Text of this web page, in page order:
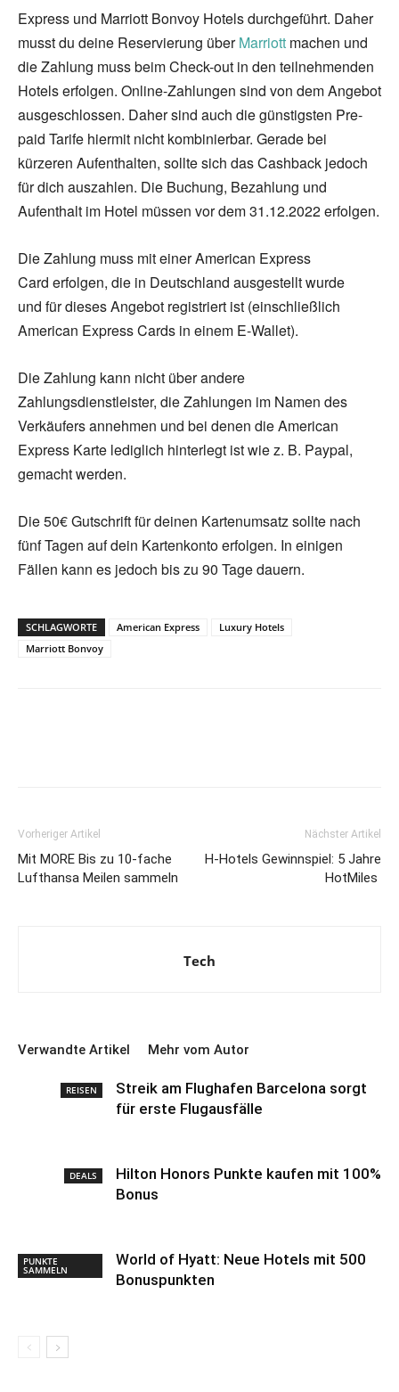
Express und Marriott Bonvoy Hotels durchgeführt. Daher
musst du deine Reservierung überMarriott machen und
die Zahlung muss beim Check-out in den teilnehmenden
Hotels erfolgen. Online-Zahlungen sind von dem Angebot
ausgeschlossen. Daher sind auch die günstigsten Pre-
paid Tarife hiermit nicht kombinierbar. Gerade bei
kürzeren Aufenthalten, sollte sich das Cashback jedoch
für dich auszahlen. Die Buchung, Bezahlung und
Aufenthalt im Hotel müssen vor dem 31.12.2022 erfolgen.
Die Zahlung muss mit einer American Express
Card erfolgen, die in Deutschland ausgestellt wurde
und für dieses Angebot registriert ist (einschließlich
American Express Cards in einem E-Wallet).
Die Zahlung kann nicht über andere
Zahlungsdienstleister, die Zahlungen im Namen des
Verkäufers annehmen und bei denen die American
Express Karte lediglich hinterlegt ist wie z. B. Paypal,
gemacht werden.
Die 50€ Gutschrift für deinen Kartenumsatz sollte nach
fünf Tagen auf dein Kartenkonto erfolgen. In einigen
Fällen kann es jedoch bis zu 90 Tage dauern.
SCHLAGWORTE American Express
Luxury Hotels
Marriott Bonvoy
Vorheriger Artikel
Mit MORE Bis zu 10-fache
Lufthansa Meilen sammeln
Nächster Artikel
H-Hotels Gewinnspiel: 5 Jahre
HotMiles
Tech
Verwandte Artikel Mehr vom Autor
REISEN
Streik am Flughafen Barcelona sorgt
für erste Flugausfälle
DEALS
Hilton Honors Punkte kaufen mit 100%
Bonus
PUNKTE
SAMMELN
World of Hyatt: Neue Hotels mit 500
Bonuspunkten